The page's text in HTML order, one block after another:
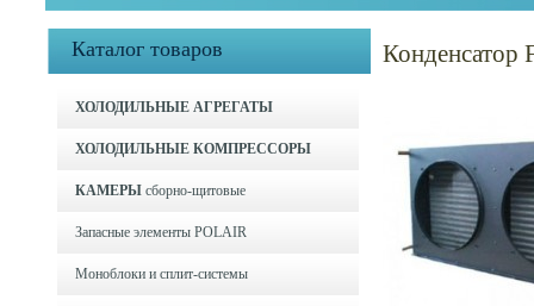
Каталог товаров
ХОЛОДИЛЬНЫЕ АГРЕГАТЫ
ХОЛОДИЛЬНЫЕ КОМПРЕССОРЫ
КАМЕРЫ сборно-щитовые
Запасные элементы POLAIR
Моноблоки и cплит-системы
Конденсатор